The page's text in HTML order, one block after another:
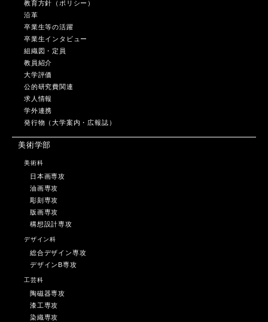
教育方針（ポリシー）
沿革
卒業生等の活躍
卒業生インタビュー
組織図・定員
教員紹介
大学評価
公的研究費関連
求人情報
学外連携
発行物（大学案内・広報誌）
美術学部
美術科
日本画専攻
油画専攻
彫刻専攻
版画専攻
構想設計専攻
デザイン科
総合デザイン専攻
デザインB専攻
工芸科
陶磁器専攻
漆工専攻
染織専攻